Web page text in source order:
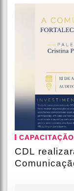
CAPACITAÇÃO
CDL